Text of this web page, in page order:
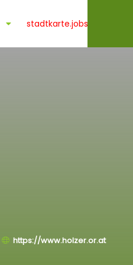
stadtkarte.jobs
https://www.holzer.or.at